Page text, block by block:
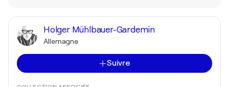
Holger Mühlbauer-Gardemin
Allemagne
Suivre